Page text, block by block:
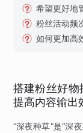
希望更好地
粉丝活动频
如何更加高
搭建粉丝好物
提高内容输出
“深夜种草”是“深